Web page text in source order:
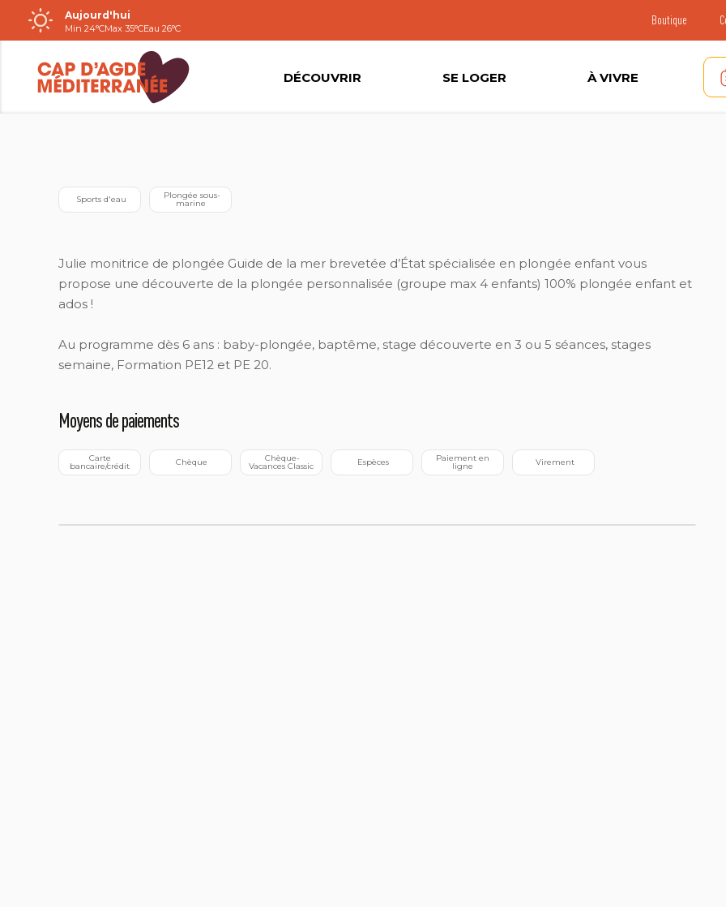
Passer
au
contenu
Aujourd'hui
Min 24°CMax 35°CEau 26°C
Boutique
DÉCOUVRIR SE LOGER À VIVRE
Sports d'eau marine
Julie monitrice de plongée Guide de la mer brevetée d’État spécialisée en plongée enfant vous
propose une découverte de la plongée personnalisée (groupe max 4 enfants) 100% plongée enfant et
ados !
Au programme dès 6 ans : baby-plongée, baptême, stage découverte en 3 ou 5 séances, stages
semaine, Formation PE12 et PE 20.
Moyens de paiements
bancaire/crédit Chèque Vacances Classic Espèces ligne Virement